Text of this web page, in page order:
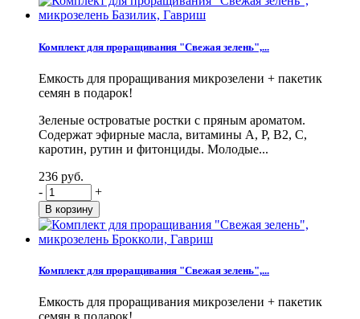
Комплект для проращивания "Свежая зелень",...
Емкость для проращивания микрозелени + пакетик
семян в подарок!
Зеленые островатые ростки с пряным ароматом.
Содержат эфирные масла, витамины А, Р, В2, С,
каротин, рутин и фитонциды. Молодые...
236 руб.
-
+
Комплект для проращивания "Свежая зелень",...
Емкость для проращивания микрозелени + пакетик
семян в подарок!